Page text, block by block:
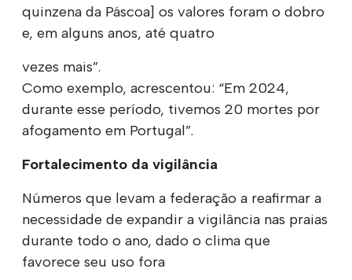
quinzena da Páscoa] os valores foram o dobro
e, em alguns anos, até quatro
vezes mais”.
Como exemplo, acrescentou: “Em 2024,
durante esse período, tivemos 20 mortes por
afogamento em Portugal”.
Fortalecimento da vigilância
Números que levam a federação a reafirmar a
necessidade de expandir a vigilância nas praias
durante todo o ano, dado o clima que
favorece seu uso fora